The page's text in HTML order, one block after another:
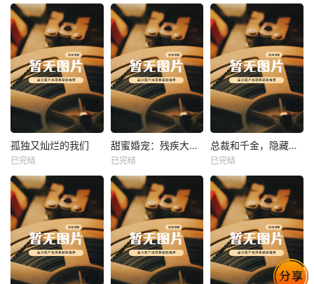
未知 未知 未知
热播
未知
孤独又灿烂的我们
已完结
热播
未知
甜蜜婚宠：残疾大佬夜夜撩
已完结
热播
未知
总裁和千金，隐藏身份闪婚了
已完结